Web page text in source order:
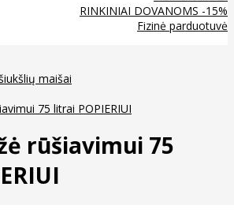
RINKINIAI DOVANOMS -15%
Fizinė parduotuvė
maišai
75 litrai POPIERIUI
rūšiavimui 75